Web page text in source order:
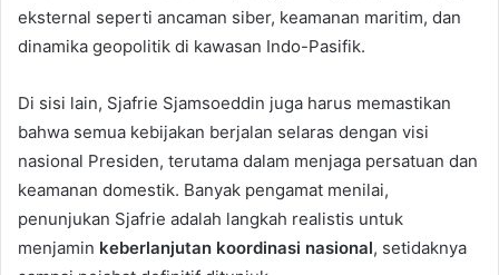
eksternal seperti ancaman siber, keamanan maritim, dan
dinamika geopolitik di kawasan Indo-Pasifik.
Di sisi lain, Sjafrie Sjamsoeddin juga harus memastikan
bahwa semua kebijakan berjalan selaras dengan visi
nasional Presiden, terutama dalam menjaga persatuan dan
keamanan domestik. Banyak pengamat menilai,
penunjukan Sjafrie adalah langkah realistis untuk
menjamin keberlanjutan koordinasi nasional, setidaknya